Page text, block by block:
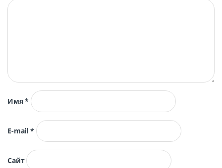
Имя*
E-mail*
Сайт